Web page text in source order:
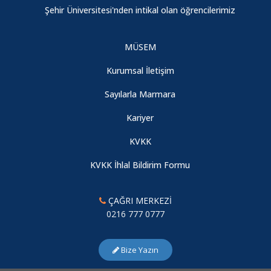
08.08.2026
KONFERANS / "21.YÜZYILIN İKİNCİ ÇEYREĞİNE GİRERKEN
TÜRKİYE VE DÜNYA EKONOMİSİ"
Şehir Üniversitesi'nden intikal olan öğrencilerimiz
MÜSEM
Kurumsal İletişim
Sayılarla Marmara
Kariyer
KVKK
KVKK İhlal Bildirim Formu
ÇAĞRI MERKEZİ
0216 777 0777
Bize Yazın